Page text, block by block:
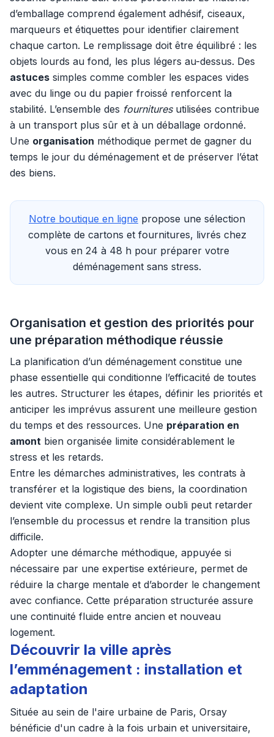
d’emballage comprend également adhésif, ciseaux,
marqueurs et étiquettes pour identifier clairement
chaque carton. Le remplissage doit être équilibré : les
objets lourds au fond, les plus légers au-dessus. Des
astuces simples comme combler les espaces vides
avec du linge ou du papier froissé renforcent la
stabilité. L’ensemble des fournituresutilisées contribue
à un transport plus sûr et à un déballage ordonné.
Une organisation méthodique permet de gagner du
temps le jour du déménagement et de préserver l’état
des biens.
Notre boutique en ligne propose une sélection
complète de cartons et fournitures, livrés chez
vous en 24 à 48 h pour préparer votre
déménagement sans stress.
Organisation et gestion des priorités pour
une préparation méthodique réussie
La planification d’un déménagement constitue une
phase essentielle qui conditionne l’efficacité de toutes
les autres. Structurer les étapes, définir les priorités et
anticiper les imprévus assurent une meilleure gestion
du temps et des ressources. Une préparation en
amont bien organisée limite considérablement le
stress et les retards.
Entre les démarches administratives, les contrats à
transférer et la logistique des biens, la coordination
devient vite complexe. Un simple oubli peut retarder
l’ensemble du processus et rendre la transition plus
difficile.
Adopter une démarche méthodique, appuyée si
nécessaire par une expertise extérieure, permet de
réduire la charge mentale et d’aborder le changement
avec confiance. Cette préparation structurée assure
une continuité fluide entre ancien et nouveau
logement.
Découvrir la ville après
l’emménagement : installation et
adaptation
Située au sein de l'aire urbaine de Paris, Orsay
bénéficie d'un cadre à la fois urbain et universitaire,